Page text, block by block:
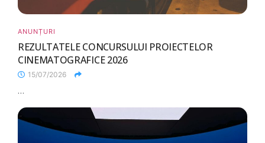
ANUNȚURI
REZULTATELE CONCURSULUI PROIECTELOR
CINEMATOGRAFICE 2026
15/07/2026
...